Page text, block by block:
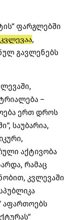
ფარგლებში
კვლევაა,
გავლენებს
–
ერთ დროს
საუბარია,
აქტივობა
რამაც
კვლევაში
აფართოებს